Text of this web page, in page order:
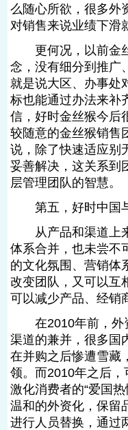
么随心所欲，很多外
对销售来说业绩下滑
更何况，以前金丝
念，没有细分到推广
就是说大区、办事处
标也能通过办法来补
信，好时金丝猴今后
较随意的金丝猴销售
说，除了快速适应别
妥善解决，这关系到
层管理团队的智慧。
第五，好时中国与
从产品和渠道上来
体系合并，也未尝不
的文化氛围、营销体
改变团队，又可以互
可以减少产品、经销
在2010年前，外资
渠道的兼并，很多国
在并购之后惨遭雪藏
领。而2010年之后
激化消费者的“爱国
温和的外资化，保留
进行人员替换，通过